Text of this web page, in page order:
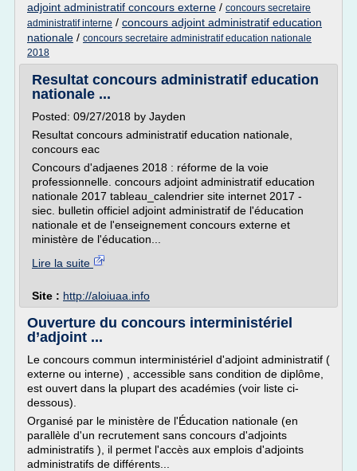
adjoint administratif concours externe / concours secretaire
administratif interne / concours adjoint administratif education
nationale / concours secretaire administratif education nationale
2018
Resultat concours administratif education
nationale ...
Posted: 09/27/2018 by Jayden
Resultat concours administratif education nationale,
concours eac
Concours d'adjaenes 2018 : réforme de la voie
professionnelle. concours adjoint administratif education
nationale 2017 tableau_calendrier site internet 2017 -
siec. bulletin officiel adjoint administratif de l'éducation
nationale et de l'enseignement concours externe et
ministère de l'éducation...
Lire la suite
Site : http://aloiuaa.info
Ouverture du concours interministériel
d’adjoint ...
Le concours commun interministériel d'adjoint administratif (
externe ou interne) , accessible sans condition de diplôme,
est ouvert dans la plupart des académies (voir liste ci-
dessous).
Organisé par le ministère de l'Éducation nationale (en
parallèle d'un recrutement sans concours d'adjoints
administratifs ), il permet l'accès aux emplois d'adjoints
administratifs de différents...